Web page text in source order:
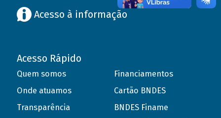
Acesso à informação
Acesso Rápido
Quem somos
Onde atuamos
Transparência
Financiamentos
Cartão BNDES
BNDES Finame